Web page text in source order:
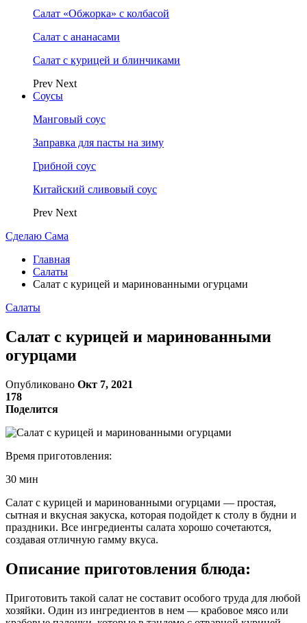
Салат «Обжорка» с колбасой
Салат с ананасами
Салат с курицей и блинчиками
Prev Next
Соусы
Манговый соус
Заправка для пасты на зиму
Грибной соус
Китайский сливовый соус
Prev Next
Сделаю Сама
Главная
Салаты
Салат с курицей и маринованными огурцами
Салаты
Салат с курицей и маринованными
огурцами
Опубликовано Окт 7, 2021
178
Поделится
Время приготовления:
30 мин
Салат с курицей и маринованными огурцами — простая,
сытная и вкусная закуска, которая подойдет к столу в будни и
праздники. Все ингредиенты салата хорошо сочетаются,
создавая отличную гамму вкуса.
Описание приготовления блюда:
Приготовить такой салат не составит особого труда для любой
хозяйки. Один из ингредиентов в нем — крабовое мясо или